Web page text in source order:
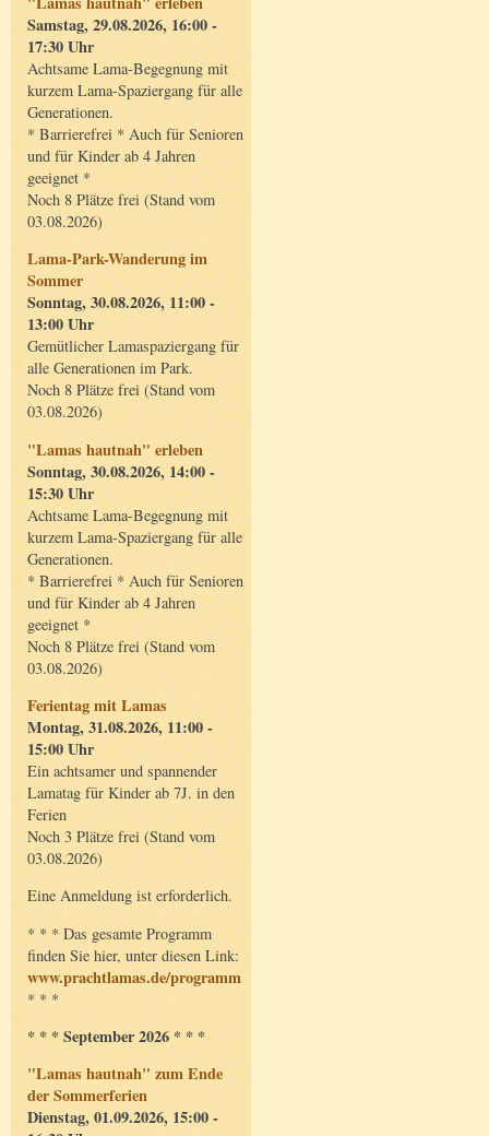
Samstag, 29.08.2026, 16:00 -
17:30 Uhr
Achtsame Lama-Begegnung mit
kurzem Lama-Spaziergang für alle
Generationen.
* Barrierefrei * Auch für Senioren
und für Kinder ab 4 Jahren
geeignet *
Noch 8 Plätze frei (Stand vom
03.08.2026)
Lama-Park-Wanderung im
Sommer
Sonntag, 30.08.2026, 11:00 -
13:00 Uhr
Gemütlicher Lamaspaziergang für
alle Generationen im Park.
Noch 8 Plätze frei (Stand vom
03.08.2026)
"Lamas hautnah" erleben
Sonntag, 30.08.2026, 14:00 -
15:30 Uhr
Achtsame Lama-Begegnung mit
kurzem Lama-Spaziergang für alle
Generationen.
* Barrierefrei * Auch für Senioren
und für Kinder ab 4 Jahren
geeignet *
Noch 8 Plätze frei (Stand vom
03.08.2026)
Ferientag mit Lamas
Montag, 31.08.2026, 11:00 -
15:00 Uhr
Ein achtsamer und spannender
Lamatag für Kinder ab 7J. in den
Ferien
Noch 3 Plätze frei (Stand vom
03.08.2026)
Eine Anmeldung ist erforderlich.
* * * Das gesamte Programm
finden Sie hier, unter diesen Link:
www.prachtlamas.de/programm
* * *
* * * September 2026 * * *
"Lamas hautnah" zum Ende
der Sommerferien
Dienstag, 01.09.2026, 15:00 -